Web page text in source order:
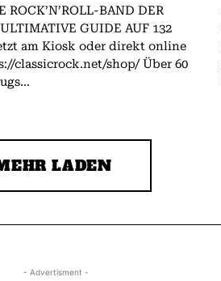
ROCK’N’ROLL-BAND DER
GUIDE AUF 132
am Kiosk oder direkt online
shop/ Über 60
LADEN
- Advertisment -